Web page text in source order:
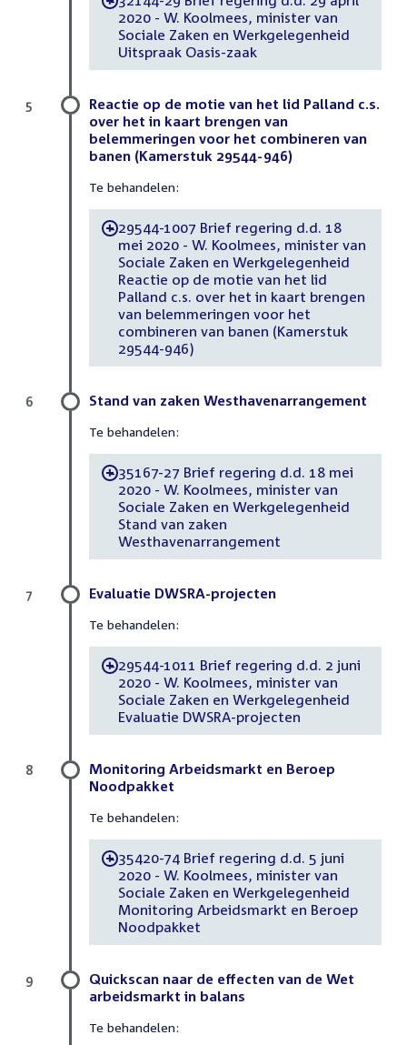
2020 - W. Koolmees, minister van
Sociale Zaken en Werkgelegenheid
Uitspraak Oasis-zaak
Reactie op de motie van het lid Palland c.s.
over het in kaart brengen van
belemmeringen voor het combineren van
banen (Kamerstuk 29544-946)
Te behandelen:
-29544-1007 Brief regering d.d. 18
mei 2020 - W. Koolmees, minister van
Sociale Zaken en Werkgelegenheid
Reactie op de motie van het lid
Palland c.s. over het in kaart brengen
van belemmeringen voor het
combineren van banen (Kamerstuk
29544-946)
5
Stand van zaken Westhavenarrangement
Te behandelen:
-35167-27 Brief regering d.d. 18 mei
2020 - W. Koolmees, minister van
Sociale Zaken en Werkgelegenheid
Stand van zaken
Westhavenarrangement
6
Evaluatie DWSRA-projecten
Te behandelen:
-29544-1011 Brief regering d.d. 2 juni
2020 - W. Koolmees, minister van
Sociale Zaken en Werkgelegenheid
Evaluatie DWSRA-projecten
7
Monitoring Arbeidsmarkt en Beroep
Noodpakket
Te behandelen:
-35420-74 Brief regering d.d. 5 juni
2020 - W. Koolmees, minister van
Sociale Zaken en Werkgelegenheid
Monitoring Arbeidsmarkt en Beroep
Noodpakket
8
Quickscan naar de effecten van de Wet
arbeidsmarkt in balans
Te behandelen:
9